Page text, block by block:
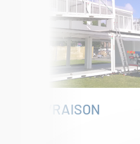
LIVRAISON